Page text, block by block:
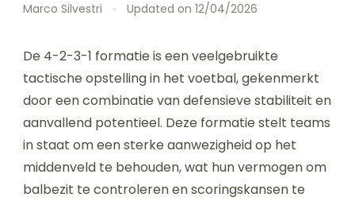
Marco Silvestri Updated on 12/04/2026
De 4-2-3-1 formatie is een veelgebruikte
tactische opstelling in het voetbal, gekenmerkt
door een combinatie van defensieve stabiliteit en
aanvallend potentieel. Deze formatie stelt teams
in staat om een sterke aanwezigheid op het
middenveld te behouden, wat hun vermogen om
balbezit te controleren en scoringskansen te